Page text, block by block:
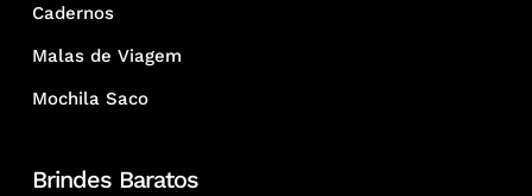
Cadernos
Malas de Viagem
Mochila Saco
Brindes Baratos